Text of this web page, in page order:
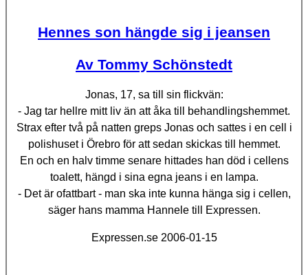
Hennes son hängde sig i jeansen
Av Tommy Schönstedt
Jonas, 17, sa till sin flickvän:
- Jag tar hellre mitt liv än att åka till behandlingshemmet.
Strax efter två på natten greps Jonas och sattes i en cell i
polishuset i Örebro för att sedan skickas till hemmet.
En och en halv timme senare hittades han död i cellens
toalett, hängd i sina egna jeans i en lampa.
- Det är ofattbart - man ska inte kunna hänga sig i cellen,
säger hans mamma Hannele till Expressen.
Expressen.se 2006-01-15